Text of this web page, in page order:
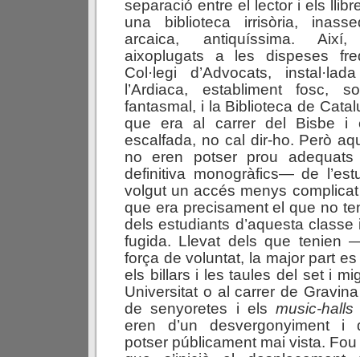
separació entre el lector i els
una biblioteca irrisòria,
arcaica, antiquíssima.
aixoplugats a les dispeses
Col·legi d’Advocats,
l’Ardiaca, establiment fosc,
fantasmal, i la Biblioteca de
que era al carrer del Bisbe i
escalfada, no cal dir-ho. Però
no eren potser prou
definitiva monogràfics— de
volgut un accés menys
que era precisament el que no
dels estudiants d’aquesta
fugida. Llevat dels que tenien
força de voluntat, la major part
els billars i les taules del set i
Universitat o al carrer de
de senyoretes i elsmusic-halls
eren d’un desvergonyiment i
potser públicament mai vista.